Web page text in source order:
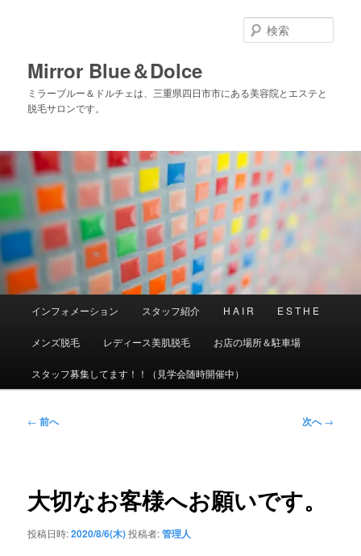
移
動
Mirror Blue＆Dolce
ミラーブルー＆ドルチェは、三重県四日市市にある美容院とエステと
脱毛サロンです。
索
ュ
インフォメーション スタッフ紹介 H A I R E S T H E
メンズ脱毛 レディース美肌脱毛 お店の場所＆駐車場
スタッフ募集してます！！（見学会随時開催中）
投
ゲ
ー
ョ
← 前へ 次へ→
大切なお客様へお願いです。
投稿日時:2020/8/6(木)投稿者:管理人